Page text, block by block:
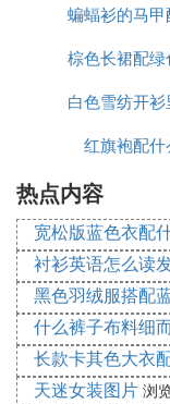
蝙蝠衫的马
服好
棕色长裙配
白色雪纺开
么裤
红旗袍配什
热点内容
宽松版蓝色衣配
衬衫英语怎么读
黑色羽绒服搭配
什么裤子布料细
长款卡其色大衣
天迷女装图片 浏